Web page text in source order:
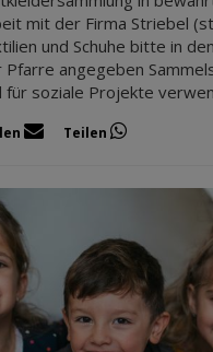
mit der Firma Striebel
und Schuhe bitte in
Pfarre angegeben
für soziale Projekte
Teilen